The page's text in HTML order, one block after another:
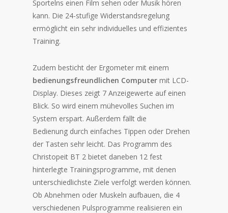
Sportelns einen Film sehen oder Musik hören
kann. Die 24-stufige Widerstandsregelung
ermöglicht ein sehr individuelles und effizientes
Training.
Zudem besticht der Ergometer mit einem
bedienungsfreundlichen Computer mit LCD-
Display. Dieses zeigt 7 Anzeigewerte auf einen
Blick. So wird einem mühevolles Suchen im
System erspart. Außerdem fällt die
Bedienung durch einfaches Tippen oder Drehen
der Tasten sehr leicht. Das Programm des
Christopeit BT 2 bietet daneben 12 fest
hinterlegte Trainingsprogramme, mit denen
unterschiedlichste Ziele verfolgt werden können.
Ob Abnehmen oder Muskeln aufbauen, die 4
verschiedenen Pulsprogramme realisieren ein